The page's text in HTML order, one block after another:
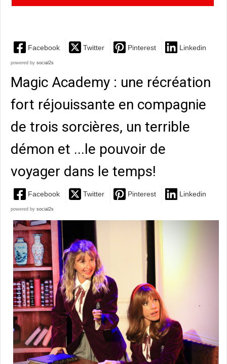
Facebook Twitter Pinterest Linkedin
powered by social2s
Magic Academy : une récréation
fort réjouissante en compagnie
de trois sorcières, un terrible
démon et ...le pouvoir de
voyager dans le temps!
Facebook Twitter Pinterest Linkedin
powered by social2s